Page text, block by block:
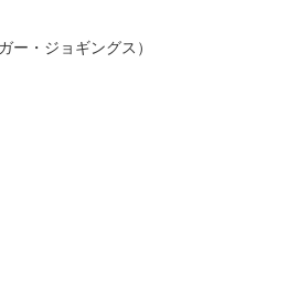
ー・ジョギングス）